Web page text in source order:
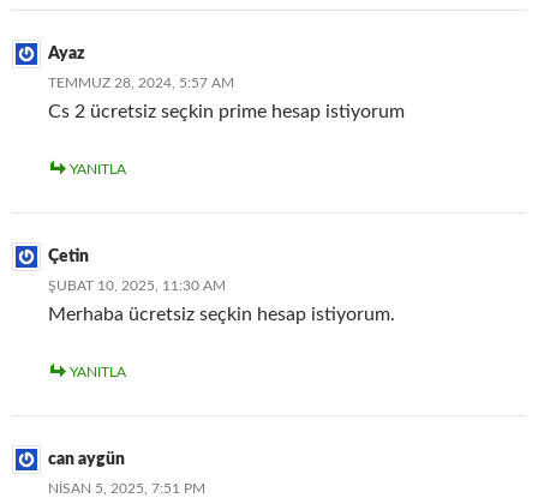
Ayaz
TEMMUZ 28, 2024, 5:57 AM
Cs 2 ücretsiz seçkin prime hesap istiyorum
YANITLA
Çetin
ŞUBAT 10, 2025, 11:30 AM
Merhaba ücretsiz seçkin hesap istiyorum.
YANITLA
can aygün
NISAN 5, 2025, 7:51 PM